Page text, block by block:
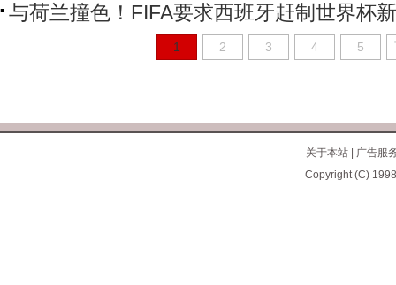
与荷兰撞色！FIFA要求西班牙赶制世界杯
1 2 3 4 5
关于本站|
广告服
Copyright (C)